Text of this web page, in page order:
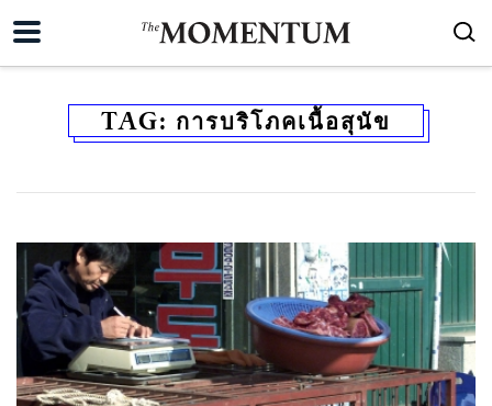
TAG: การบริโภคเนื้อสุนัข